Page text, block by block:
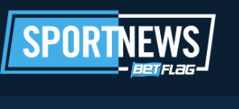
al
contenuto